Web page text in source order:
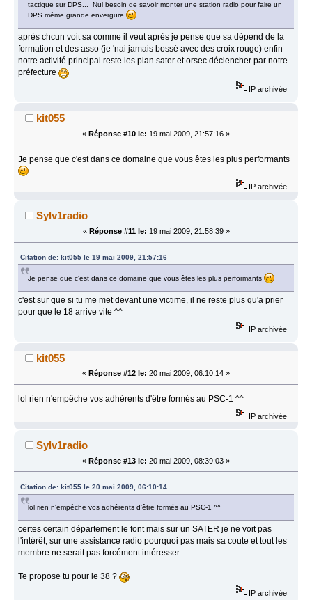
tactique sur DPS... Nul besoin de savoir monter une station radio pour faire un
DPS même grande envergure
après chcun voit sa comme il veut après je pense que sa dépend de la
formation et des asso (je 'nai jamais bossé avec des croix rouge) enfin
notre activité principal reste les plan sater et orsec déclencher par notre
préfecture
IP archivée
kit055
« Réponse #10 le: 19 mai 2009, 21:57:16 »
Je pense que c'est dans ce domaine que vous êtes les plus performants
IP archivée
Sylv1radio
« Réponse #11 le: 19 mai 2009, 21:58:39 »
Citation de: kit055 le 19 mai 2009, 21:57:16
Je pense que c'est dans ce domaine que vous êtes les plus performants
c'est sur que si tu me met devant une victime, il ne reste plus qu'a prier
pour que le 18 arrive vite ^^
IP archivée
kit055
« Réponse #12 le: 20 mai 2009, 06:10:14 »
lol rien n'empêche vos adhérents d'être formés au PSC-1 ^^
IP archivée
Sylv1radio
« Réponse #13 le: 20 mai 2009, 08:39:03 »
Citation de: kit055 le 20 mai 2009, 06:10:14
lol rien n'empêche vos adhérents d'être formés au PSC-1 ^^
certes certain département le font mais sur un SATER je ne voit pas
l'intérêt, sur une assistance radio pourquoi pas mais sa coute et tout les
membre ne serait pas forcément intéresser
Te propose tu pour le 38 ?
IP archivée